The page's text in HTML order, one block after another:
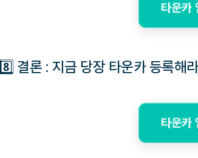
타운카
8️⃣ 결론 : 지금 당장 타운카 등록해
타운카